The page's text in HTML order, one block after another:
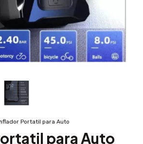
Portatil para Auto
para Auto